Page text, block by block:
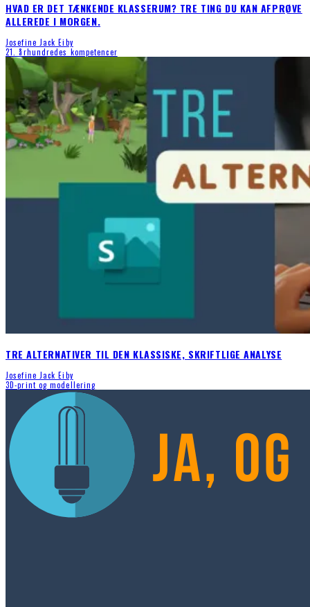
HVAD ER DET TÆNKENDE KLASSERUM? TRE TING DU KAN AFPRØVE
ALLEREDE I MORGEN.
Josefine Jack Eiby
21. århundredes kompetencer
TRE ALTERNATIVER TIL DEN KLASSISKE, SKRIFTLIGE ANALYSE
Josefine Jack Eiby
3D-print og modellering